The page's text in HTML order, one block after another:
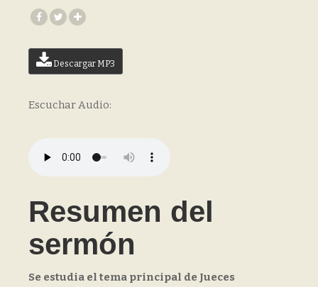
Descargar MP3
Escuchar Audio:
Resumen del
sermón
Se estudia el tema principal de Jueces